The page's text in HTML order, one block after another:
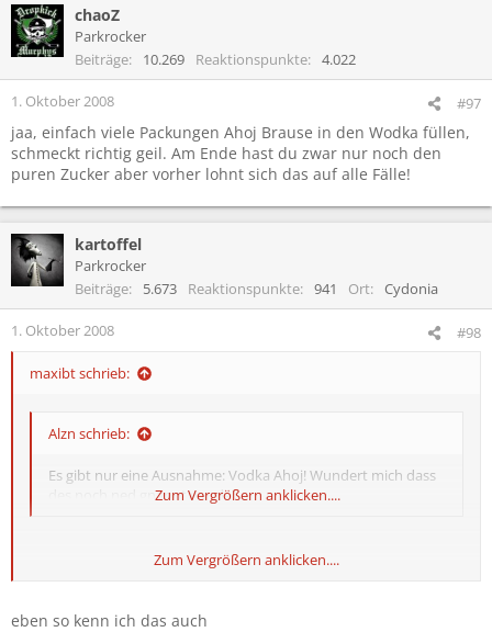
chaoZ
Parkrocker
Beiträge
10.269 Reaktionspunkte 4.022
1. Oktober 2008 #97
jaa, einfach viele Packungen Ahoj Brause in den Wodka füllen,
schmeckt richtig geil. Am Ende hast du zwar nur noch den
puren Zucker aber vorher lohnt sich das auf alle Fälle!
kartoffel
Parkrocker
Beiträge
5.673 Reaktionspunkte 941 Ort Cydonia
1. Oktober 2008 #98
maxibt schrieb:
Alzn schrieb:
Es gibt nur eine Ausnahme: Vodka Ahoj! Wundert mich dass
des noch ned gnannt wurde!Zum Vergrößern anklicken....
Zum Vergrößern anklicken....
eben so kenn ich das auch